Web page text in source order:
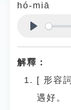
hó-miā
解釋：
[ 形容詞
遇好。